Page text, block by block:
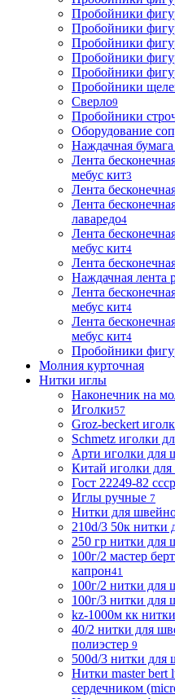
Пробойники
Пробойники
Пробойники
Пробойники
Пробойники
Пробойники
Сверло9
Пробойники
Оборудование
Наждачная
Лента
мебус кит3
Лента
Лента
лаваредо4
Лента
мебус кит4
Лента
Наждачная лента
Лента
мебус кит4
Лента
мебус кит4
Пробойники
Молния курточная
Нитки иглы
Наконечник на
Иголки57
Groz-beckert
Schmetz иголки
Арти иголки для
Китай иголки
Гост 22249-82
Иглы ручные 7
Нитки для
210d/3 50к
250 гр нитки
100г/2 мастер
капрон41
100г/2 нитки
100г/3 нитки
kz-1000м кк
40/2 нитки для
полиэстер 9
500d/3 нитки для
Нитки master bert
сердечником